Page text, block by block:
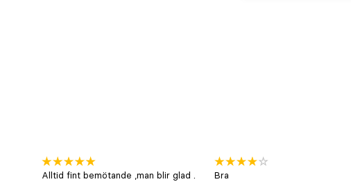
Alltid fint bemötande ,man blir glad . Bra